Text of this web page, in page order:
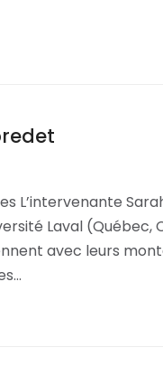
L’intervenante
Laval (Québec,
avec leurs